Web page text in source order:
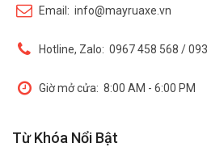
Email: info@mayruaxe.vn
Hotline, Zalo: 0967 458 568 /
Giờ mở cửa: 8:00 AM - 6:00 PM
Từ Khóa Nổi Bật